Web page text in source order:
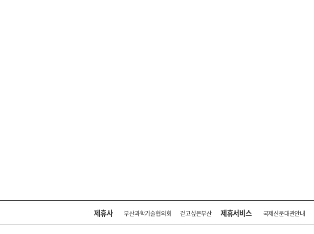
제휴사 부산과학기술협의회 걷고싶은부산 제휴서비스 국제신문대관안내